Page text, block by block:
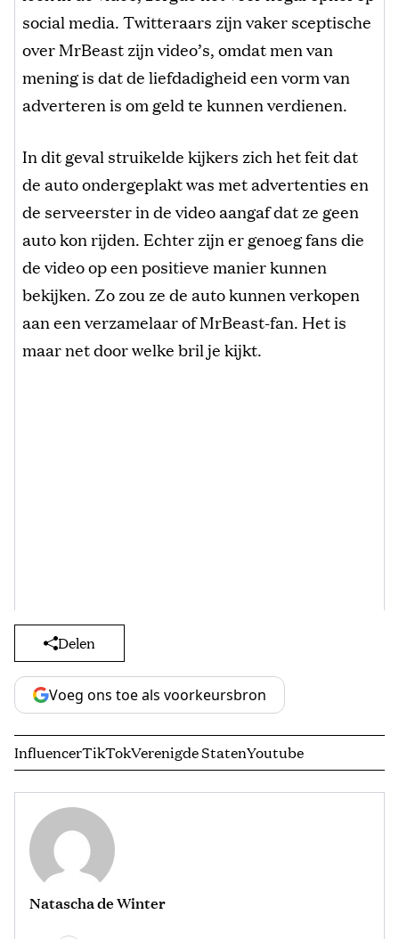
social media. Twitteraars zijn vaker sceptische
over MrBeast zijn video’s, omdat men van
mening is dat de liefdadigheid een vorm van
adverteren is om geld te kunnen verdienen.
In dit geval struikelde kijkers zich het feit dat
de auto ondergeplakt was met advertenties en
de serveerster in de video aangaf dat ze geen
auto kon rijden. Echter zijn er genoeg fans die
de video op een positieve manier kunnen
bekijken. Zo zou ze de auto kunnen verkopen
aan een verzamelaar of MrBeast-fan. Het is
maar net door welke bril je kijkt.
Delen
Voeg ons toe als voorkeursbron
InfluencerTikTokVerenigde StatenYoutube
Natascha de Winter